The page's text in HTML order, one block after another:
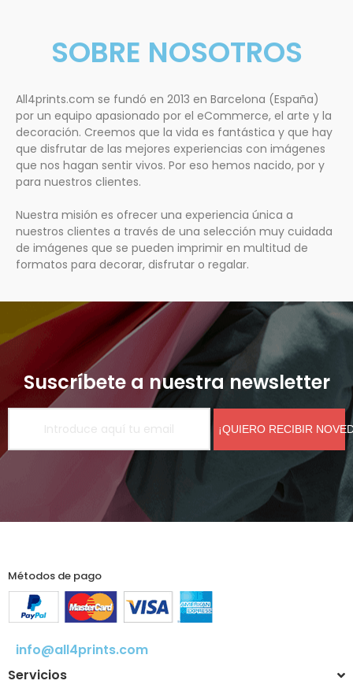
SOBRE NOSOTROS
All4prints.com se fundó en 2013 en Barcelona (España)
por un equipo apasionado por el eCommerce, el arte y la
decoración. Creemos que la vida es fantástica y que hay
que disfrutar de las mejores experiencias con imágenes
que nos hagan sentir vivos. Por eso hemos nacido, por y
para nuestros clientes.
Nuestra misión es ofrecer una experiencia única a
nuestros clientes a través de una selección muy cuidada
de imágenes que se pueden imprimir en multitud de
formatos para decorar, disfrutar o regalar.
Suscríbete a nuestra newsletter
¡QUIERO RECIBIR
Métodos de pago
info@all4prints.com
Servicios